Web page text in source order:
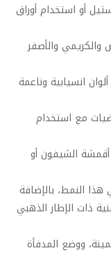
أو استخدام أوراق
والكريمي والأصفر
انسيابية وناعمة
مع استخدام
الشيفون أو
النمط، بالإضافة
ذات الإطار الذهبي
ووضع المدفأة